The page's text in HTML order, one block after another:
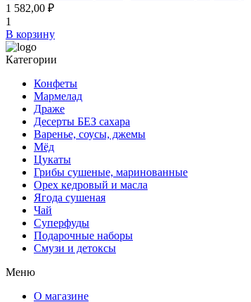
1 582,00 ₽
1
В корзину
Категории
Конфеты
Мармелад
Драже
Десерты БЕЗ сахара
Варенье, соусы, джемы
Мёд
Цукаты
Грибы сушеные, маринованные
Орех кедровый и масла
Ягода сушеная
Чай
Суперфуды
Подарочные наборы
Смузи и детоксы
Меню
О магазине